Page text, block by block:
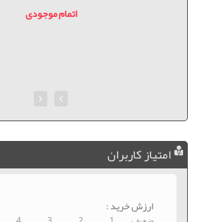
اتمام موجودی
امتیاز کاربران
ارزش خرید :